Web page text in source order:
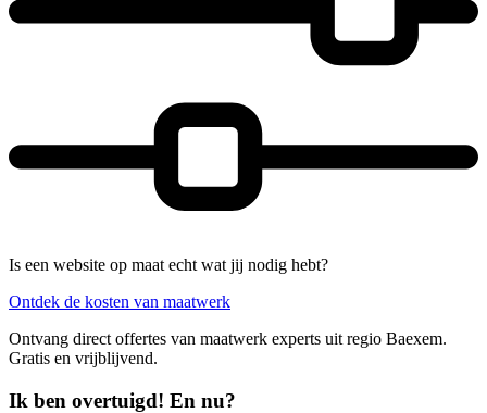
Is een website op maat echt wat jij nodig hebt?
Ontdek de kosten van maatwerk
Ontvang direct offertes van maatwerk experts uit regio Baexem.
Gratis en vrijblijvend.
Ik ben overtuigd! En nu?